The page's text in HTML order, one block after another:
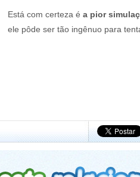
Está com certeza é a pior
ele pôde ser tão ingênuo para